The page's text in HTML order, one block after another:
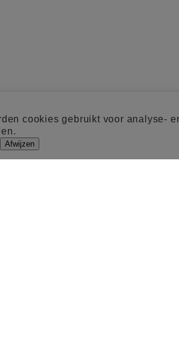
cookies gebruikt voor analyse-
Afwijzen